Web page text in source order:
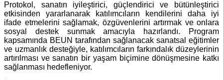
Protokol, sanatın iyileştirici, güçlendirici ve bütünleştirici
etkisinden yararlanarak katılımcıların kendilerini daha iyi
ifade etmelerini sağlamak, özgüvenlerini artırmak ve onlara
sosyal destek sunmak amacıyla hazırlandı. Program
kapsamında BEUN tarafından sağlanacak sanatsal eğitimler
ve uzmanlık desteğiyle, katılımcıların farkındalık düzeylerinin
artırılması ve sanatın bir yaşam biçimine dönüşmesine katkı
sağlanması hedefleniyor.